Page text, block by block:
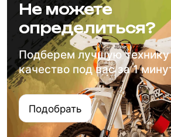
Не можете
определиться?
Подберем лучшую
качество под вас за 1
Подобрать